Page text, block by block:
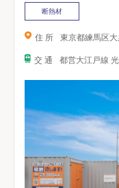
断熱材
住 所 東京都練馬区
交 通 都営大江戸線